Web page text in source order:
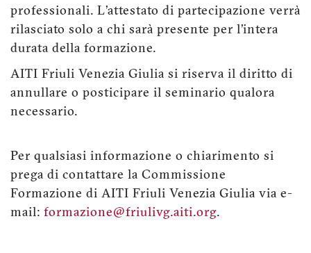
professionali. L’attestato di partecipazione verrà
rilasciato solo a chi sarà presente per l’intera
durata della formazione.
AITI Friuli Venezia Giulia si riserva il diritto di
annullare o posticipare il seminario qualora
necessario.
Per qualsiasi informazione o chiarimento si
prega di contattare la Commissione
Formazione di AITI Friuli Venezia Giulia via e-
mail: formazione@friulivg.aiti.org.